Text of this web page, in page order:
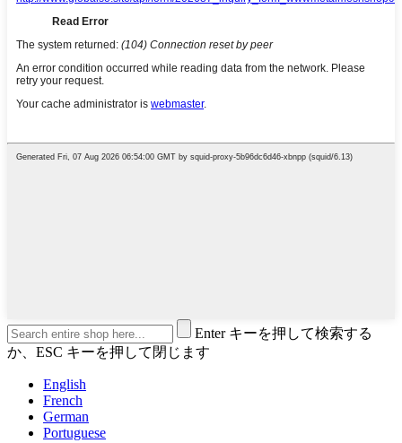
Enter キーを押して検索する
か、ESC キーを押して閉じます
English
French
German
Portuguese